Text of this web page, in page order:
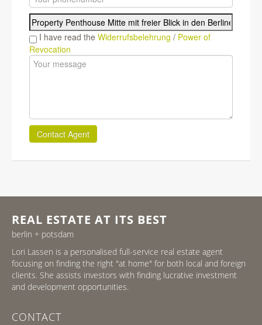
I have read the Widerrufsbelehrung / Power of
Revocation
Contact Agent
REAL ESTATE AT ITS BEST
berlin + potsdam
Lori Lassen is a personalised full-service real estate agent
focusing on finding the right "at home" for both local and foreign
clients. She assists investors with finding lucrative investment
and development opportunities.
CONTACT